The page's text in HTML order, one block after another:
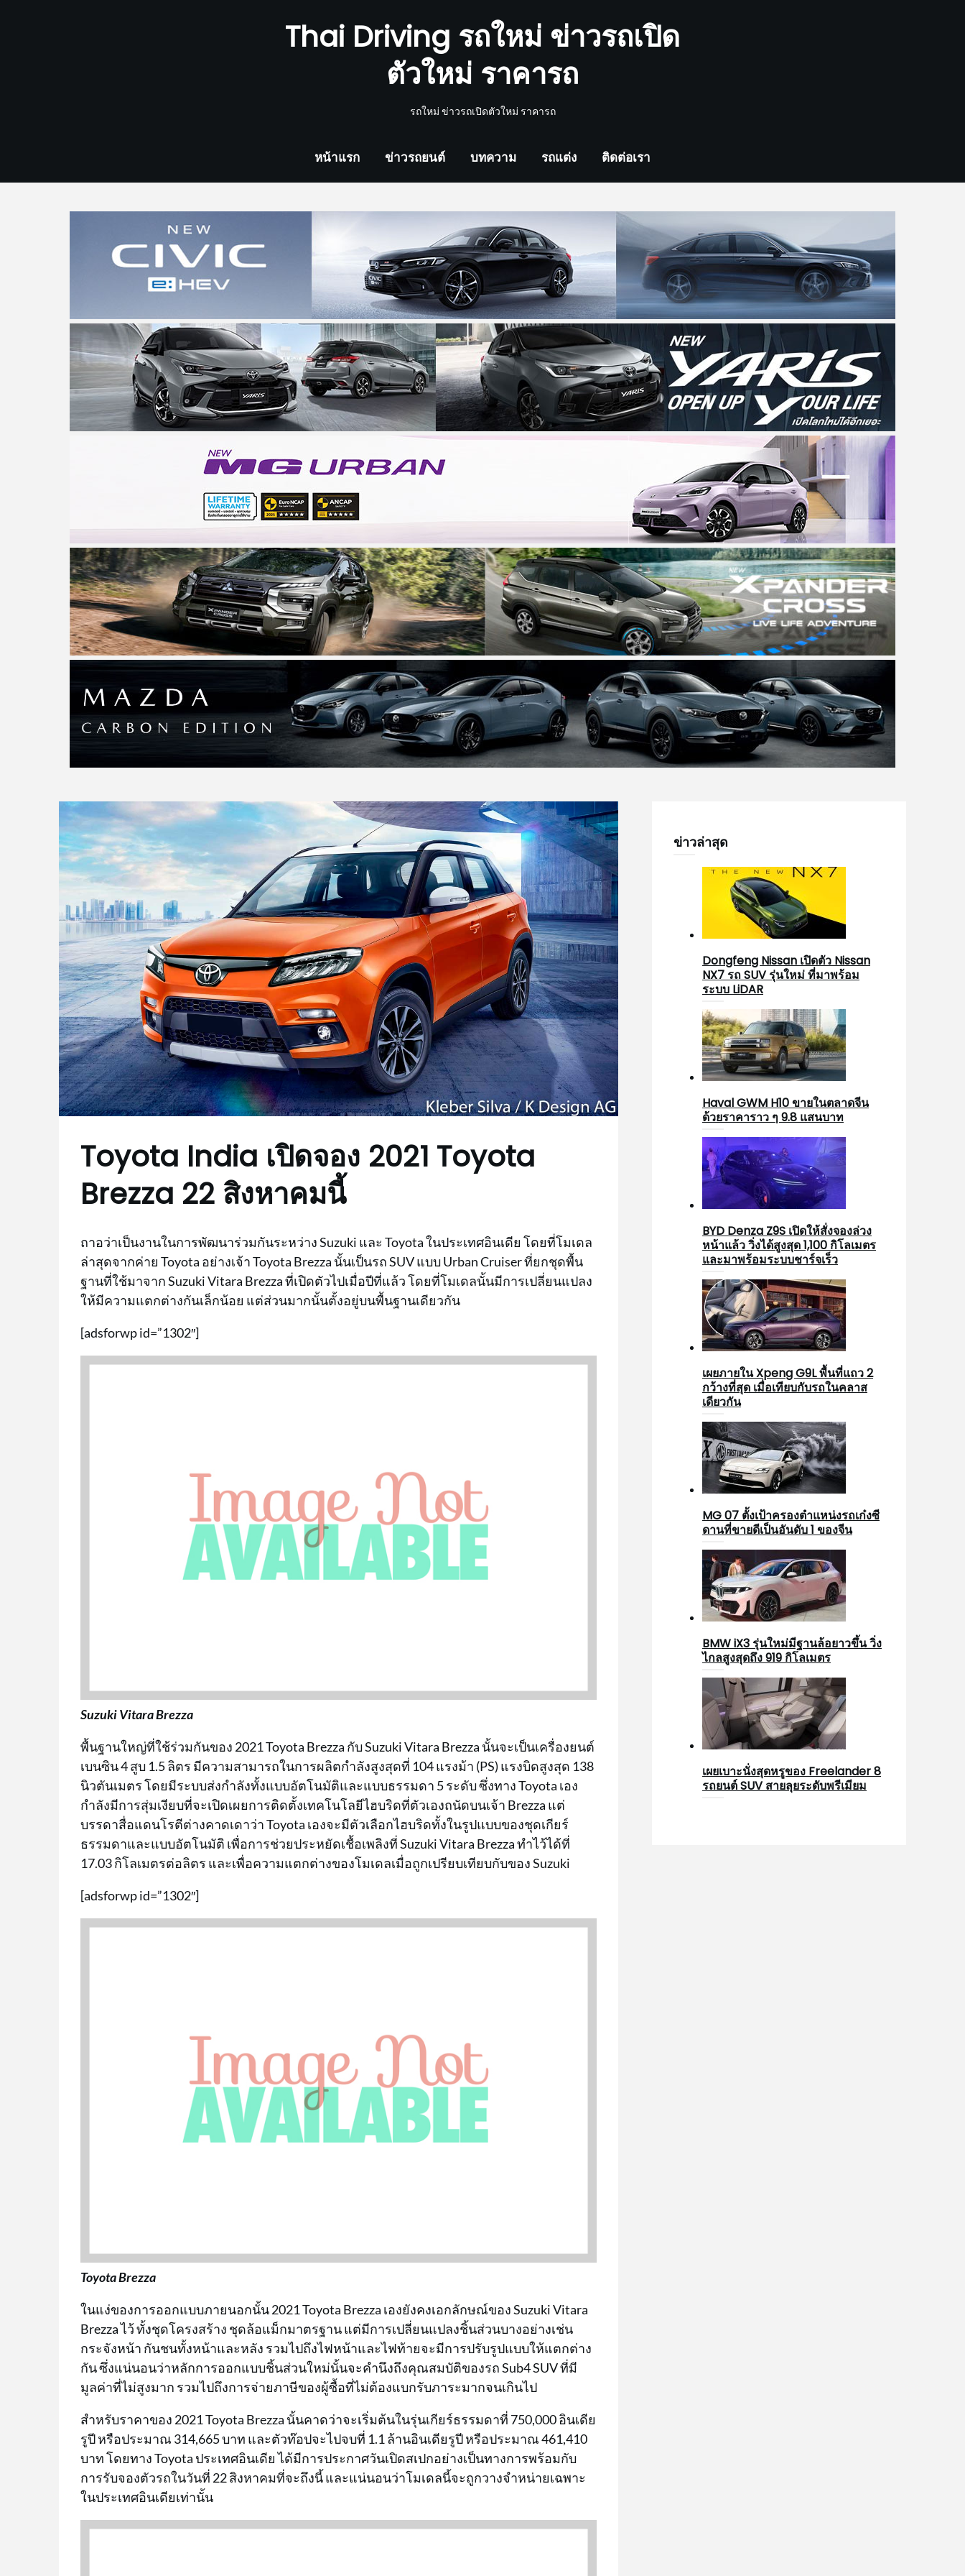
Thai Driving รถใหม่ ข่าวรถเปิด
ตัวใหม่ ราคารถ
รถใหม่ ข่าวรถเปิดตัวใหม่ ราคารถ
หน้าแรก ข่าวรถยนต์ บทความ รถแต่ง ติดต่อเรา
Toyota India เปิดจอง 2021 Toyota
Brezza 22 สิงหาคมนี้
ถาอว่าเป็นงานในการพัฒนาร่วมกันระหว่าง Suzuki และ Toyota ในประเทศอินเดีย โดยที่โมเดล
ล่าสุดจากค่าย Toyota อย่างเจ้า Toyota Brezza นั้นเป็นรถ SUV แบบ Urban Cruiser ที่ยกชุดพื้น
ฐานที่ใช้มาจาก Suzuki Vitara Brezza ที่เปิดตัวไปเมื่อปีที่แล้ว โดยที่โมเดลนั้นมีการเปลี่ยนแปลง
ให้มีความแตกต่างกันเล็กน้อย แต่ส่วนมากนั้นตั้งอยู่บนพื้นฐานเดียวกัน
[adsforwp id=”1302″]
Suzuki Vitara Brezza
พื้นฐานใหญ่ที่ใช้ร่วมกันของ 2021 Toyota Brezza กับ Suzuki Vitara Brezza นั้นจะเป็นเครื่องยนต์
เบนซิน 4 สูบ 1.5 ลิตร มีความสามารถในการผลิตกำลังสูงสุดที่ 104 แรงม้า (PS) แรงบิดสูงสุด 138
นิวตันเมตร โดยมีระบบส่งกำลังทั้งแบบอัตโนมัติและแบบธรรมดา 5 ระดับ ซึ่งทาง Toyota เอง
กำลังมีการสุ่มเงียบที่จะเปิดเผยการติดตั้งเทคโนโลยีไฮบริดที่ตัวเองถนัดบนเจ้า Brezza แต่
บรรดาสื่อแดนโรตีต่างคาดเดาว่า Toyota เองจะมีตัวเลือกไฮบริดทั้งในรูปแบบของชุดเกียร์
ธรรมดาและแบบอัตโนมัติ เพื่อการช่วยประหยัดเชื้อเพลิงที่ Suzuki Vitara Brezza ทำไว้ได้ที่
17.03 กิโลเมตรต่อลิตร และเพื่อความแตกต่างของโมเดลเมื่อถูกเปรียบเทียบกับของ Suzuki
[adsforwp id=”1302″]
Toyota Brezza
ในแง่ของการออกแบบภายนอกนั้น 2021 Toyota Brezza เองยังคงเอกลักษณ์ของ Suzuki Vitara
Brezza ไว้ ทั้งชุดโครงสร้าง ชุดล้อแม็กมาตรฐาน แต่มีการเปลี่ยนแปลงชิ้นส่วนบางอย่างเช่น
กระจังหน้า กันชนทั้งหน้าและหลัง รวมไปถึงไฟหน้าและไฟท้ายจะมีการปรับรูปแบบให้แตกต่าง
กัน ซึ่งแน่นอนว่าหลักการออกแบบชิ้นส่วนใหม่นั้นจะคำนึงถึงคุณสมบัติของรถ Sub4 SUV ที่มี
มูลค่าที่ไม่สูงมาก รวมไปถึงการจ่ายภาษีของผู้ซื้อที่ไม่ต้องแบกรับภาระมากจนเกินไป
สำหรับราคาของ 2021 Toyota Brezza นั้นคาดว่าจะเริ่มต้นในรุ่นเกียร์ธรรมดาที่ 750,000 อินเดีย
รูปี หรือประมาณ 314,665 บาท และตัวท๊อปจะไปจบที่ 1.1 ล้านอินเดียรูปี หรือประมาณ 461,410
บาท โดยทาง Toyota ประเทศอินเดีย ได้มีการประกาศวันเปิดสเปกอย่างเป็นทางการพร้อมกับ
การรับจองตัวรถในวันที่ 22 สิงหาคมที่จะถึงนี้ และแน่นอนว่าโมเดลนี้จะถูกวางจำหน่ายเฉพาะ
ในประเทศอินเดียเท่านั้น
ข่าวล่าสุด
Dongfeng Nissan เปิดตัว Nissan
NX7 รถ SUV รุ่นใหม่ ที่มาพร้อม
ระบบ LiDAR
Haval GWM H10 ขายในตลาดจีน
ด้วยราคาราว ๆ 9.8 แสนบาท
BYD Denza Z9S เปิดให้สั่งจองล่วง
หน้าแล้ว วิ่งได้สูงสุด 1,100 กิโลเมตร
และมาพร้อมระบบชาร์จเร็ว
เผยภายใน Xpeng G9L พื้นที่แถว 2
กว้างที่สุด เมื่อเทียบกับรถในคลาส
เดียวกัน
MG 07 ตั้งเป้าครองตำแหน่งรถเก๋งซี
ดานที่ขายดีเป็นอันดับ 1 ของจีน
BMW iX3 รุ่นใหม่มีฐานล้อยาวขึ้น วิ่ง
ไกลสูงสุดถึง 919 กิโลเมตร
เผยเบาะนั่งสุดหรูของ Freelander 8
รถยนต์ SUV สายลุยระดับพรีเมียม